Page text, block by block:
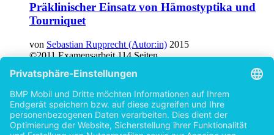
Präklinischer Einsatz von Hämostyptika und
Tourniquet
von Sebastian Rupprecht (Autor:in) 2015
©2011 Examensarbeit 114 Seiten
Hilfe/FAQ
Datenschutz
AGB
Vertrag widerrufen